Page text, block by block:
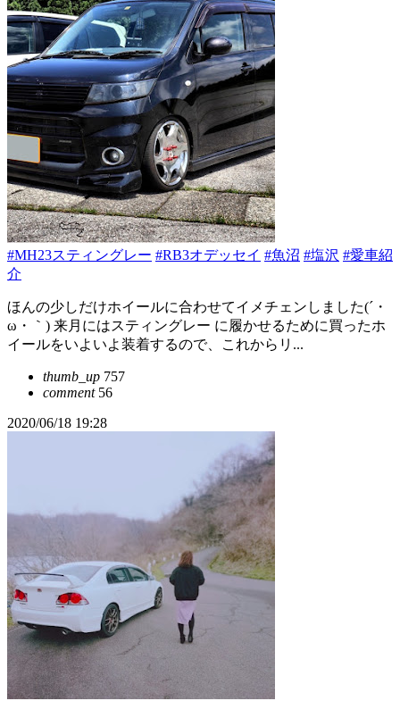
#MH23スティングレー #RB3オデッセイ #魚沼 #塩沢 #愛車紹
介
ほんの少しだけホイールに合わせてイメチェンしました(´・
ω・｀) 来月にはスティングレー に履かせるために買ったホ
イールをいよいよ装着するので、これからリ...
thumb_up 757
comment56
2020/06/18 19:28